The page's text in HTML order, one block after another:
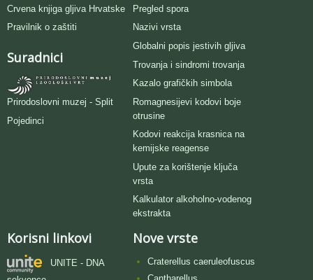
Crvena knjiga gljiva Hrvatske
Pravilnik o zaštiti
Suradnici
Prirodoslovni muzej - Split
Pojedinci
Pregled spora
Nazivi vrsta
Globalni popis jestivih gljiva
Trovanja i sindromi trovanja
Kazalo grafičkih simbola
Romagnesijevi kodovi boje
otrusine
Kodovi reakcija krasnica na
kemijske reagense
Upute za korištenje ključa
vrsta
Kalkulator alkoholno-vodenog
ekstrakta
Korisni linkovi
UNITE - DNA
Nove vrste
Craterellus caeruleofuscus